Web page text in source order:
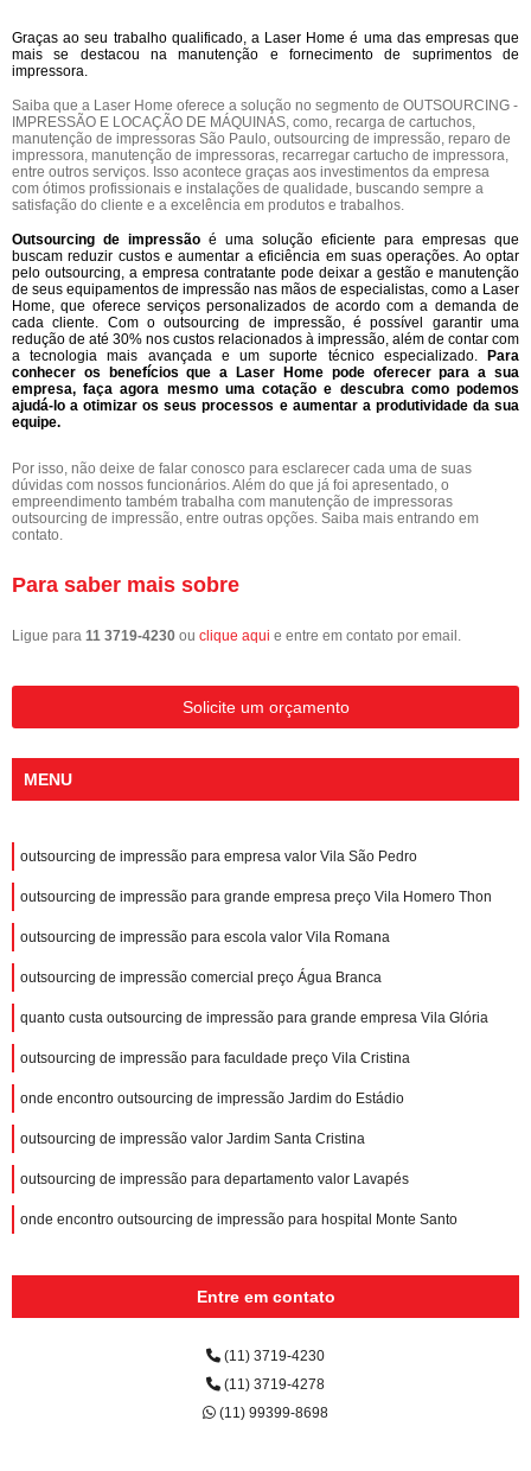
Graças ao seu trabalho qualificado, a Laser Home é uma das empresas que
mais se destacou na manutenção e fornecimento de suprimentos de
impressora.
Saiba que a Laser Home oferece a solução no segmento de OUTSOURCING -
IMPRESSÃO E LOCAÇÃO DE MÁQUINAS, como, recarga de cartuchos,
manutenção de impressoras São Paulo, outsourcing de impressão, reparo de
impressora, manutenção de impressoras, recarregar cartucho de impressora,
entre outros serviços. Isso acontece graças aos investimentos da empresa
com ótimos profissionais e instalações de qualidade, buscando sempre a
satisfação do cliente e a excelência em produtos e trabalhos.
Outsourcing de impressão é uma solução eficiente para empresas que
buscam reduzir custos e aumentar a eficiência em suas operações. Ao optar
pelo outsourcing, a empresa contratante pode deixar a gestão e manutenção
de seus equipamentos de impressão nas mãos de especialistas, como a Laser
Home, que oferece serviços personalizados de acordo com a demanda de
cada cliente. Com o outsourcing de impressão, é possível garantir uma
redução de até 30% nos custos relacionados à impressão, além de contar com
a tecnologia mais avançada e um suporte técnico especializado. Para
conhecer os benefícios que a Laser Home pode oferecer para a sua
empresa, faça agora mesmo uma cotação e descubra como podemos
ajudá-lo a otimizar os seus processos e aumentar a produtividade da sua
equipe.
Por isso, não deixe de falar conosco para esclarecer cada uma de suas
dúvidas com nossos funcionários. Além do que já foi apresentado, o
empreendimento também trabalha com manutenção de impressoras
outsourcing de impressão, entre outras opções. Saiba mais entrando em
contato.
Para saber mais sobre
Ligue para 11 3719-4230 ou clique aqui e entre em contato por email.
Solicite um orçamento
MENU
outsourcing de impressão para empresa valor Vila São Pedro
outsourcing de impressão para grande empresa preço Vila Homero Thon
outsourcing de impressão para escola valor Vila Romana
outsourcing de impressão comercial preço Água Branca
quanto custa outsourcing de impressão para grande empresa Vila Glória
outsourcing de impressão para faculdade preço Vila Cristina
onde encontro outsourcing de impressão Jardim do Estádio
outsourcing de impressão valor Jardim Santa Cristina
outsourcing de impressão para departamento valor Lavapés
onde encontro outsourcing de impressão para hospital Monte Santo
Entre em contato
(11) 3719-4230
(11) 3719-4278
(11) 99399-8698